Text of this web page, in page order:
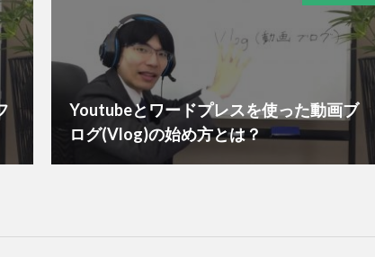
Youtubeとワードプレスを使った動画ブ
ログ(Vlog)の始め方とは？